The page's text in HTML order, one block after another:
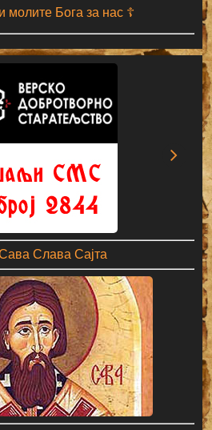
молите Бога за нас ☦
Слава Сајта